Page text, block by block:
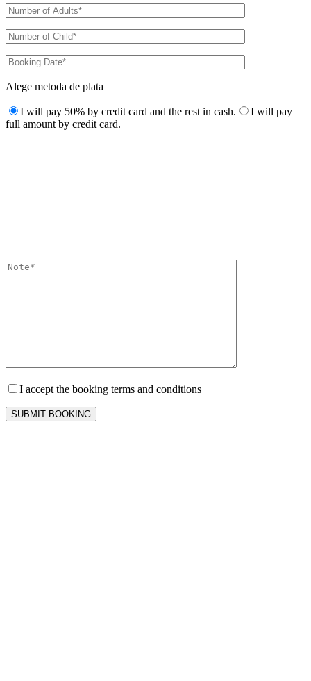
Alege metoda de plata
I will pay 50% by credit card and the rest in cash.
I will pay
full amount by credit card.
I accept the booking terms and conditions